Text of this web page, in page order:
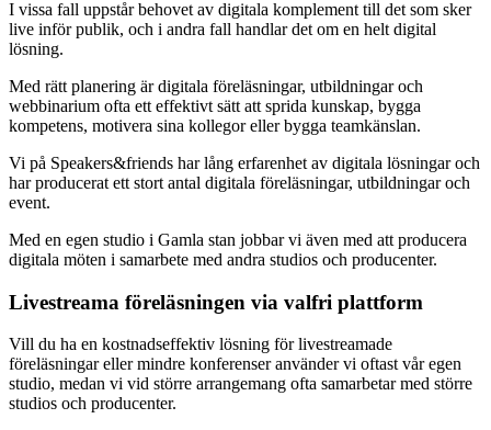
I vissa fall uppstår behovet av digitala komplement till det som sker
live inför publik, och i andra fall handlar det om en helt digital
lösning.
Med rätt planering är digitala föreläsningar, utbildningar och
webbinarium ofta ett effektivt sätt att sprida kunskap, bygga
kompetens, motivera sina kollegor eller bygga teamkänslan.
Vi på Speakers&friends har lång erfarenhet av digitala lösningar och
har producerat ett stort antal digitala föreläsningar, utbildningar och
event.
Med en egen studio i Gamla stan jobbar vi även med att producera
digitala möten i samarbete med andra studios och producenter.
Livestreama föreläsningen via valfri plattform
Vill du ha en kostnadseffektiv lösning för livestreamade
föreläsningar eller mindre konferenser använder vi oftast vår egen
studio, medan vi vid större arrangemang ofta samarbetar med större
studios och producenter.